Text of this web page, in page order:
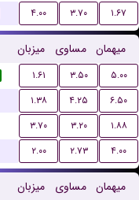
۴.۰۰ ۳.۷۰ ۱.۶۷
میزبان مساوی میهمان
۱.۶۱ ۳.۵۰
۵.۰۰
۱.۳۸ ۴.۲۵
۶.۵۰
۳.۷۰ ۳.۲۰
۱.۸۸
۲.۰۰ ۲.۷۳ ۴.۰۰
میزبان مساوی میهمان